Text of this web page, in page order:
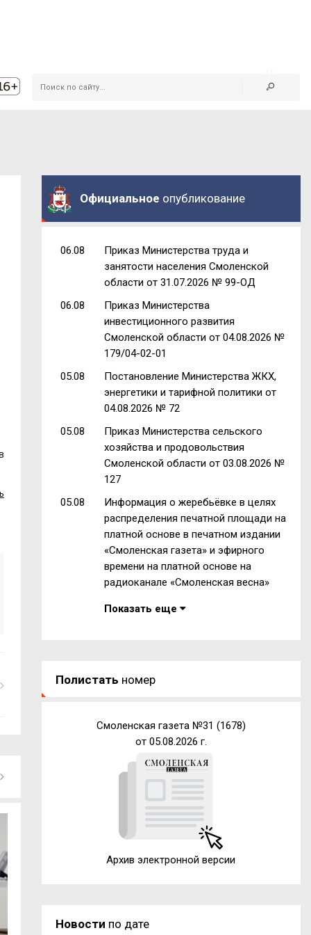
Официальное опубликование
06.08
Приказ Министерства труда и
занятости населения Смоленской
области от 31.07.2026 № 99-ОД
06.08
Приказ Министерства
инвестиционного развития
Смоленской области от 04.08.2026 №
179/04-02-01
05.08
Постановление Министерства ЖКХ,
энергетики и тарифной политики от
04.08.2026 № 72
05.08
Приказ Министерства сельского
хозяйства и продовольствия
Смоленской области от 03.08.2026 №
127
05.08
Информация о жеребьёвке в целях
распределения печатной площади на
платной основе в печатном издании
«Смоленская газета» и эфирного
времени на платной основе на
радиоканале «Смоленская весна»
Показать еще
Полистать номер
Смоленская газета №31 (1678)
от 05.08.2026 г.
Архив электронной версии
Новости по дате